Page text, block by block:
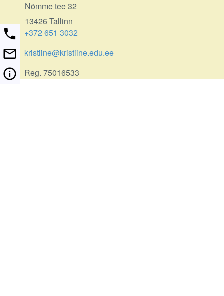
Nõmme tee 32
13426 Tallinn
+372 651 3032
kristiine@kristiine.edu.ee
Reg. 75016533